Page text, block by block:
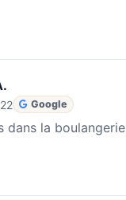
Google
dans la boulangerie